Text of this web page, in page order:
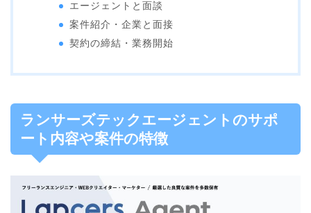
エージェントと面談
案件紹介・企業と面接
契約の締結・業務開始
ランサーズテックエージェントのサポ
ート内容や案件の特徴